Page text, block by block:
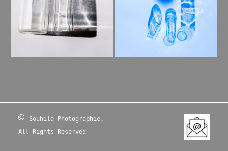
©
Souhila Photographie.
All Rights Reserved